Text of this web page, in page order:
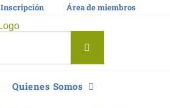
Inscripción Área de miembros
Quienes Somos